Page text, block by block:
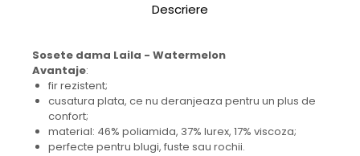
Descriere
Sosete dama Laila - Watermelon
Avantaje:
fir rezistent;
cusatura plata, ce nu deranjeaza pentru un plus de
confort;
material: 46% poliamida, 37% lurex, 17% viscoza;
perfecte pentru blugi, fuste sau rochii.